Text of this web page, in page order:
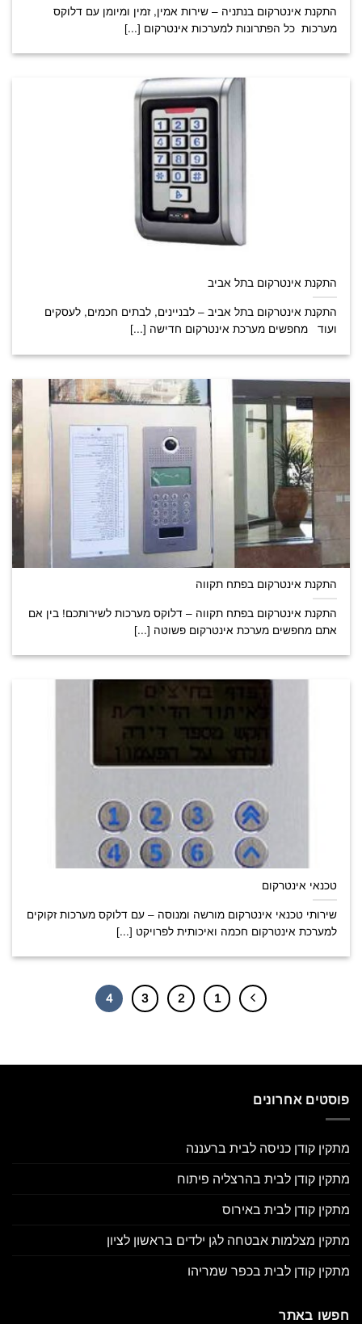
התקנת אינטרקום בנתניה – שירות אמין, זמין ומיומן עם דלוקס
מערכות כל הפתרונות למערכות אינטרקום [...]
התקנת אינטרקום בתל אביב
התקנת אינטרקום בתל אביב – לבניינים, לבתים חכמים, לעסקים
ועוד מחפשים מערכת אינטרקום חדישה [...]
התקנת אינטרקום בפתח תקווה
התקנת אינטרקום בפתח תקווה – דלוקס מערכות לשירותכם! בין אם
אתם מחפשים מערכת אינטרקום פשוטה [...]
טכנאי אינטרקום
שירותי טכנאי אינטרקום מורשה ומנוסה – עם דלוקס מערכות זקוקים
למערכת אינטרקום חכמה ואיכותית לפרויקט [...]
1
2
3
4
פוסטים אחרונים
מתקין קודן כניסה לבית ברעננה
מתקין קודן לבית בהרצליה פיתוח
מתקין קודן לבית באירוס
מתקין מצלמות אבטחה לגן ילדים בראשון לציון
מתקין קודן לבית בכפר שמריהו
חפשו באתר